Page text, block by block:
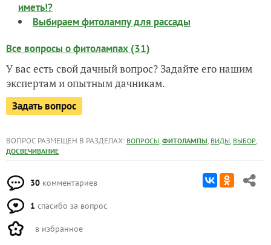
иметь!?
Выбираем фитолампу для рассады
Все вопросы о фитолампах (31)
У вас есть свой дачный вопрос? Задайте его нашим
экспертам и опытным дачникам.
Задать вопрос
ВОПРОС РАЗМЕЩЕН В РАЗДЕЛАХ: ВОПРОСЫ, ФИТОЛАМПЫ, ВИДЫ, ВЫБОР,
ДОСВЕЧИВАНИЕ
30 комментариев
1 спасибо за вопрос
в избранное